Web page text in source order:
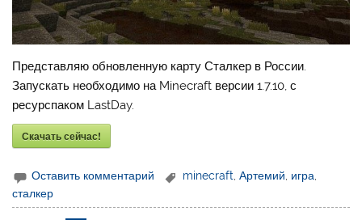
Представляю обновленную карту Сталкер в России.
Запускать необходимо на Minecraft версии 1.7.10, с
ресурспаком LastDay.
Скачать сейчас!
Оставить комментарий minecraft ,Артемий игра
сталкер